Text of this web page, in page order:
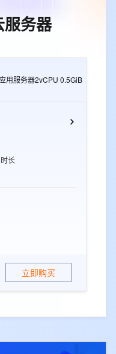
务器
用服务器2vCPU 0.5GiB
长
立即购买